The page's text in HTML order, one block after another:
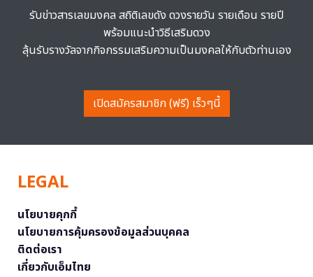
รับข่าวสารเลขมงคล สถิติเลขดัง ดวงรายวัน รายเดือน รายปี
พร้อมแนะนำวิธีเสริมดวง
ลุ้นรับรางวัลจากกิจกรรมเสริมความเป็นมงคลให้กับตัวท่านเอง
เปิดสมัครสมาชิก (ฟรี) เร็วๆนี้
LEGAL
นโยบายคุกกี้
นโยบายการคุ้มครองข้อมูลส่วนบุคคล
ติดต่อเรา
เกี่ยวกับเอ็มไทย